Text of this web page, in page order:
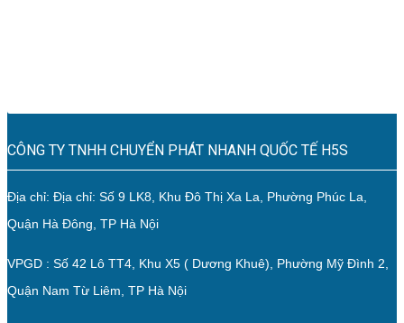
CÔNG TY TNHH CHUYỂN PHÁT NHANH QUỐC TẾ H5S
Địa chỉ: Địa chỉ: Số 9 LK8, Khu Đô Thị Xa La, Phường Phúc La,
Quận Hà Đông, TP Hà Nội
VPGD : Số 42 Lô TT4, Khu X5 ( Dương Khuê), Phường Mỹ Đình 2,
Quận Nam Từ Liêm, TP Hà Nội